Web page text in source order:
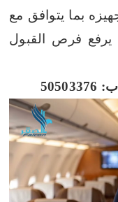
بما يتوافق مع
يرفع فرص القبول